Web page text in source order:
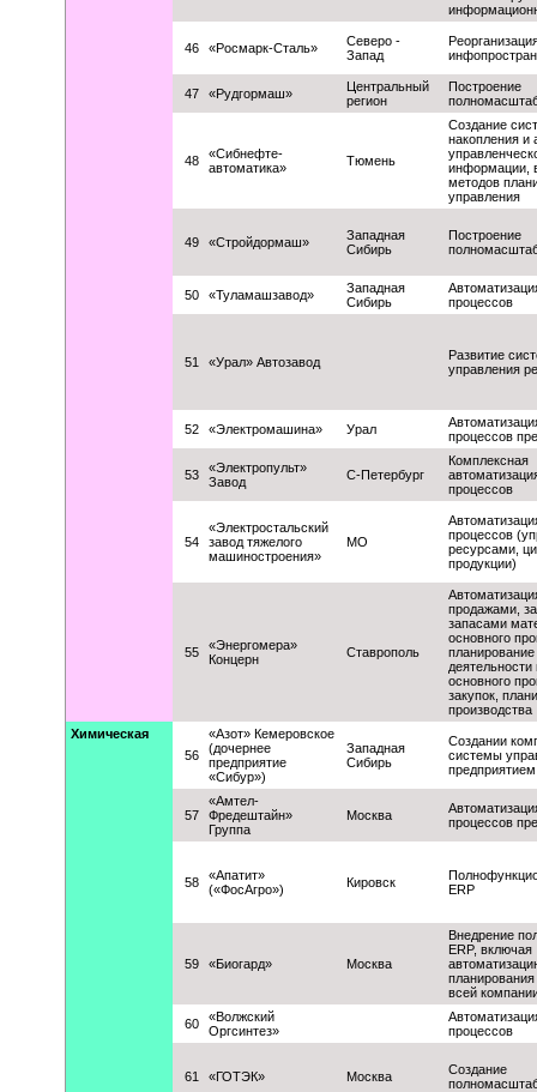
46 «Росмарк-Сталь»
Северо -
Запад
47 «Рудгормаш»
Центральный
регион
Построение
48
«Сибнефте-
автоматика»
Тюмень
Создание
накопления и
информации,
методов
управления
49 «Стройдормаш»
Западная
Сибирь
Построение
50 «Туламашзавод»
Западная
Сибирь
процессов
51 «Урал» Автозавод
Развитие
управления
52 «Электромашина» Урал
процессов
53
«Электропульт»
Завод
С-Петербург
Комплексная
процессов
54
«Электростальский
завод тяжелого
машиностроения»
МО
процессов
ресурсами,
продукции)
55
«Энергомера»
Концерн
Ставрополь
продажами,
запасами
основного
планирование
деятельности
основного
закупок,
производства
Химическая
56
«Азот» Кемеровское
(дочернее
предприятие
«Сибур»)
Западная
Сибирь
Создании
системы
предприятием
57
«Амтел-
Фредештайн»
Группа
Москва
процессов
58
«Апатит»
(«ФосАгро»)
Кировск
ERP
59 «Биогард» Москва
Внедрение
ERP, включая
всей
60
«Волжский
Оргсинтез»
процессов
61 «ГОТЭК» Москва
Создание